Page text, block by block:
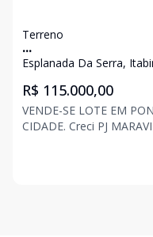
Terreno
...
Esplanada Da Serra,
R$ 115.000,00
VENDE-SE LOTE EM
CIDADE. Creci PJ MARAVILHOSO LOTE, localizado
valorização, a poucos